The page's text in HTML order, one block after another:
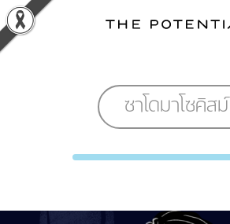
Skip
to
content
ซาโดมาโซคิสม์